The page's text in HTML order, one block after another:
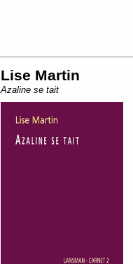
Lise Martin
Azaline se tait